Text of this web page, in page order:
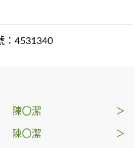
：4531340
陳〇潔 ＞
陳〇潔 ＞